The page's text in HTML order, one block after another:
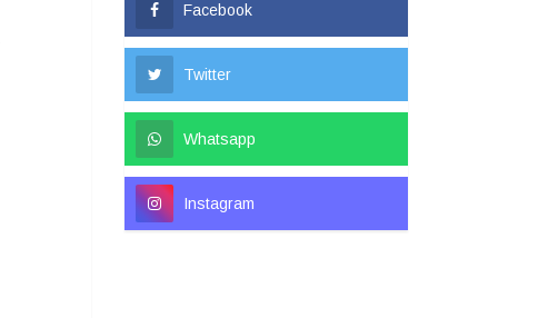
Facebook
Twitter
Whatsapp
Instagram